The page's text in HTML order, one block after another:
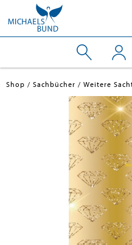
Shop Sachbücher Weitere